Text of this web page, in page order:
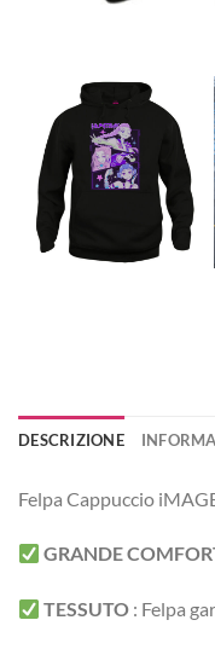
DESCRIZIONE
Felpa Cappuccio
GRANDE
TESSUTO : Felpa